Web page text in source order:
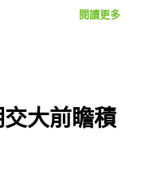
閱讀更多
大前瞻積